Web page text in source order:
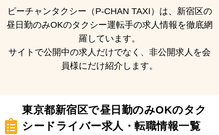
ピーチャンタクシー（P-CHAN TAXI）は、新宿区の
昼日勤のみOKのタクシー運転手の求人情報を徹底網
羅しています。
サイトで公開中の求人だけでなく、非公開求人を会
員様にだけ紹介します。
東京都新宿区で昼日勤のみOKのタク
シードライバー求人・転職情報一覧